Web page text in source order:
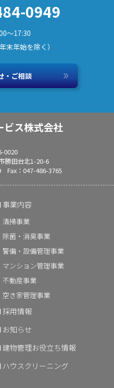
0949
～17:30
末年始を除く）
・ご相談
ビス株式会社
0020
勝田台北1-20-6
Fax：047-486-3765
事業内容
清掃事業
除菌・消臭事業
警備・設備管理事業
マンション管理事業
不動産事業
空き家管理事業
採用情報
お知らせ
建物管理お役立ち情報
ハウスクリーニング